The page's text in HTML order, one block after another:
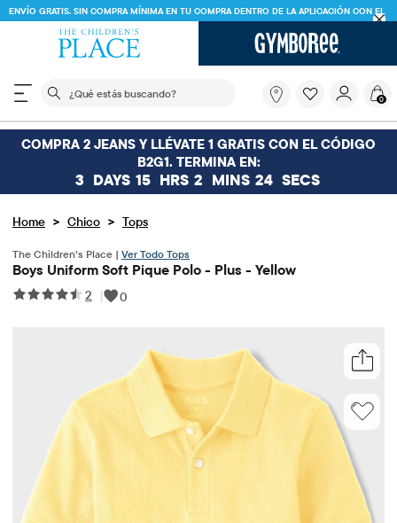
ENVÍO GRATIS. SIN COMPRA MÍNIMA EN TU COMPRA DENTRO DE LA APLICACIÓN CON EL
CÓDIGO
El siguiente campo de búsqueda filtra las
buscando?
0
COMPRA 2 JEANS Y LLÉVATE 1 GRATIS CON EL CÓDIGO
B2G1. TERMINA EN:
3 DAYS 15 HRS 2 MINS 24 SECS
Home > Chico > Tops
The Children’s Place | Ver Todo Tops
Boys Uniform Soft Pique Polo - Plus - Yellow
2 | 0